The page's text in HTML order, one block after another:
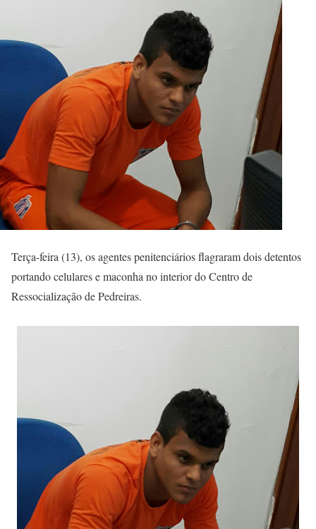
Terça-feira (13), os agentes penitenciários flagraram dois detentos
portando celulares e maconha no interior do Centro de
Ressocialização de Pedreiras.